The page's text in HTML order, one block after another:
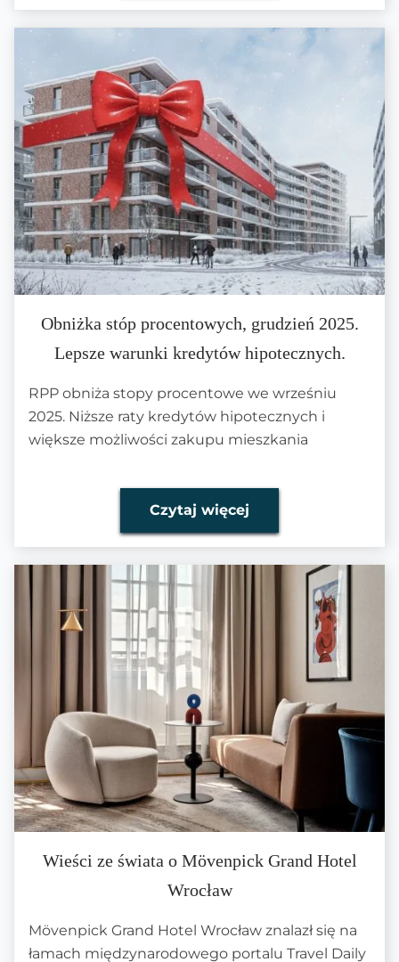
Obniżka stóp procentowych, grudzień 2025.
Lepsze warunki kredytów hipotecznych.
RPP obniża stopy procentowe we wrześniu
2025. Niższe raty kredytów hipotecznych i
większe możliwości zakupu mieszkania
Czytaj więcej
Wieści ze świata o Mövenpick Grand Hotel
Wrocław
Mövenpick Grand Hotel Wrocław znalazł się na
łamach międzynarodowego portalu Travel Daily